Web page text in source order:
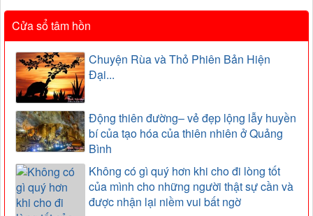
Cửa sổ tâm hồn
Chuyện Rùa và Thỏ Phiên Bản Hiện
Đại...
Động thiên đường– vẻ đẹp lộng lẫy huyền
bí của tạo hóa của thiên nhiên ở Quảng
Bình
Không có gì quý hơn khi cho đi lòng tốt
của mình cho những người thật sự cần và
được nhận lại niềm vui bất ngờ